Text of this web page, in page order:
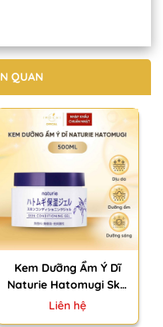
QUAN
Kem Dưỡng Ẩm Ý Dĩ
Naturie Hatomugi Skin
Conditioning Nhật Bản
Liên hệ